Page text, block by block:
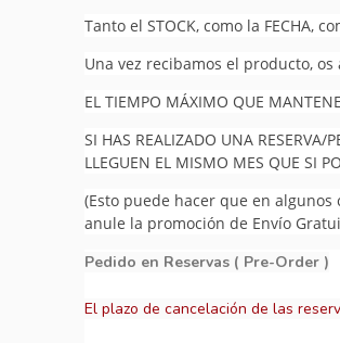
Tanto el STOCK, como la FECHA,
Una vez recibamos el producto,
EL TIEMPO MÁXIMO QUE
SI HAS REALIZADO UNA RESERVA/
LLEGUEN EL MISMO MES QUE SI
(Esto puede hacer que en
anule la promoción de Envío
Pedido en Reservas ( Pre-Order )
El plazo de cancelación de las